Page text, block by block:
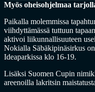
Myös oheisohjelmaa
Paikalla molemmissa
viihdyttämässä tuttuun
aktivoi liikunnallisuuteen
Nokialla Säbäkipinäsirkus
Ideaparkissa klo 16-19.
Lisäksi Suomen Cupin
areenoilla lakritsin